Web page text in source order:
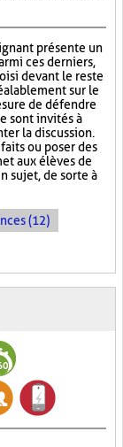
présente un
ces derniers,
devant le reste
sur le
de défendre
sont invités à
la discussion.
ou poser des
aux élèves de
sujet, de sorte à
(12)